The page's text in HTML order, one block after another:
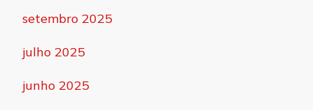
setembro 2025
julho 2025
junho 2025